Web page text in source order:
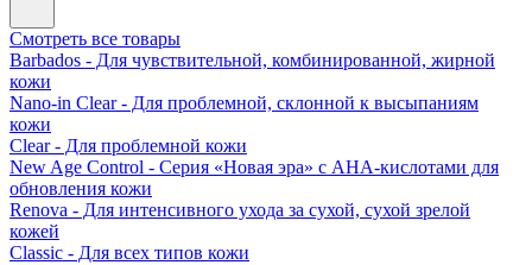
Смотреть все товары
Barbados - Для чувствительной, комбинированной, жирной
кожи
Nano-in Clear - Для проблемной, склонной к высыпаниям
кожи
Clear - Для проблемной кожи
New Age Control - Серия «Новая эра» с АНА-кислотами для
обновления кожи
Renova - Для интенсивного ухода за сухой, сухой зрелой
кожей
Classic - Для всех типов кожи